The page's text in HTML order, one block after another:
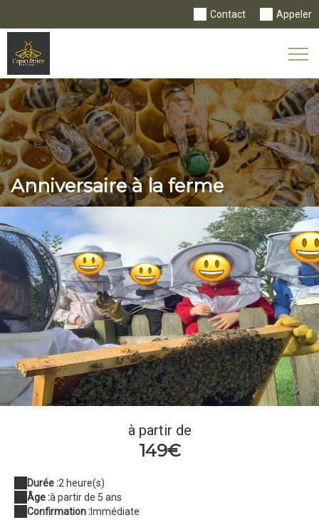
Appeler
Contact
Anniversaire à la ferme
enfants ruches
à partir de
149€
Durée :2 heure(s)
Âge :à partir de 5 ans
Confirmation :Immédiate